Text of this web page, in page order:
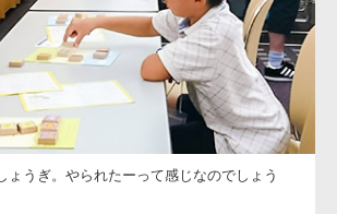
ょうぎ。やられたーって感じなのでしょう